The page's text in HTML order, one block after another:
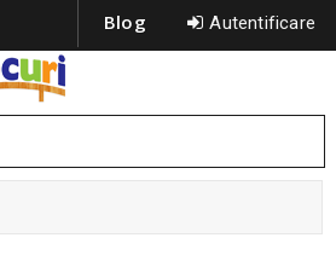
Autentificare
Blog